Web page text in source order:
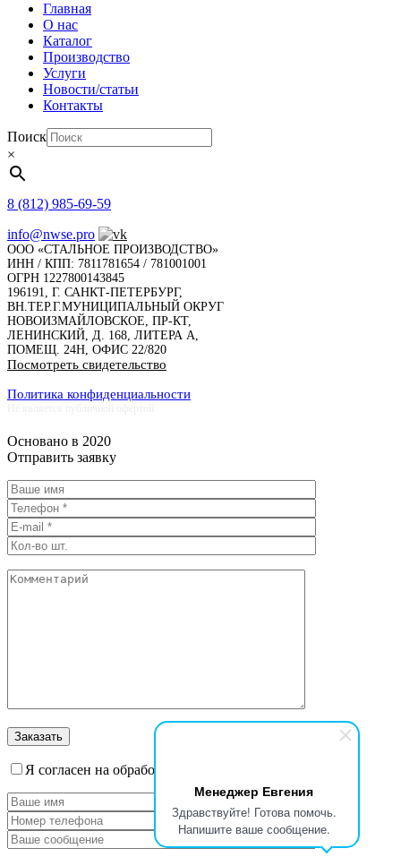
Менеджер Евгения
Здравствуйте! Готова помочь.
Напишите ваше сообщение.
Главная
О нас
Каталог
Производство
Услуги
Новости/статьи
Контакты
Поиск
×
8 (812) 985-69-59
info@nwse.pro
ООО «СТАЛЬНОЕ ПРОИЗВОДСТВО»
ИНН / КПП: 7811781654 / 781001001
ОГРН 1227800143845
196191, Г. САНКТ-ПЕТЕРБУРГ,
ВН.ТЕР.Г.МУНИЦИПАЛЬНЫЙ ОКРУГ
НОВОИЗМАЙЛОВСКОЕ, ПР-КТ,
ЛЕНИНСКИЙ, Д. 168, ЛИТЕРА А,
ПОМЕЩ. 24Н, ОФИС 22/820
Посмотреть свидетельство
Политика конфиденциальности
Основано в 2020
Отправить заявку
Я согласен на обработку персональных данных